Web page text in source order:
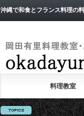
沖縄で和食とフランス料理の
料理教室